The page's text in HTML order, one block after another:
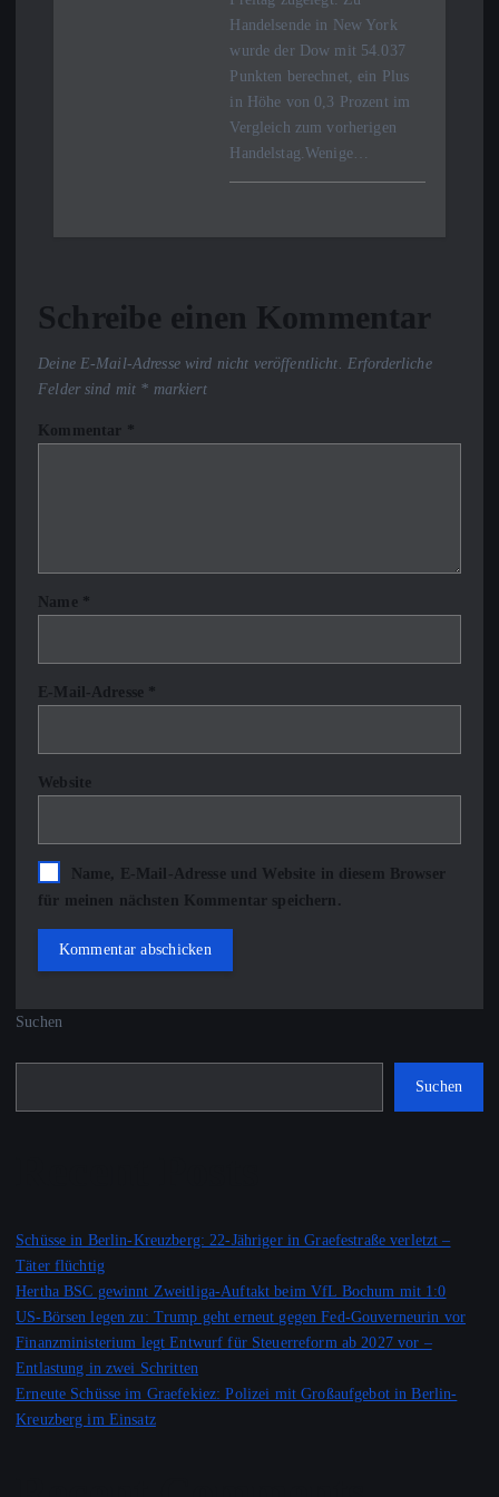
Handelsende in New York
wurde der Dow mit 54.037
Punkten berechnet, ein Plus
in Höhe von 0,3 Prozent im
Vergleich zum vorherigen
Handelstag.Wenige…
Schreibe einen Kommentar
Deine E-Mail-Adresse wird nicht veröffentlicht. Erforderliche
Felder sind mit * markiert
Kommentar *
Name *
E-Mail-Adresse *
Website
Name, E-Mail-Adresse und Website in diesem Browser
für meinen nächsten Kommentar speichern.
Suchen
Suchen
Schüsse in Berlin-Kreuzberg: 22-Jähriger in Graefestraße verletzt –
Täter flüchtig
Hertha BSC gewinnt Zweitliga-Auftakt beim VfL Bochum mit 1:0
US-Börsen legen zu: Trump geht erneut gegen Fed-Gouverneurin vor
Finanzministerium legt Entwurf für Steuerreform ab 2027 vor –
Entlastung in zwei Schritten
Erneute Schüsse im Graefekiez: Polizei mit Großaufgebot in Berlin-
Kreuzberg im Einsatz